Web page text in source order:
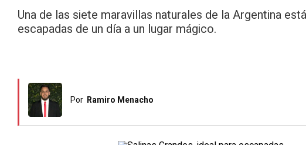
Una de las siete maravillas naturales de la Argentina
escapadas de un día a un lugar mágico.
Por Ramiro Menacho